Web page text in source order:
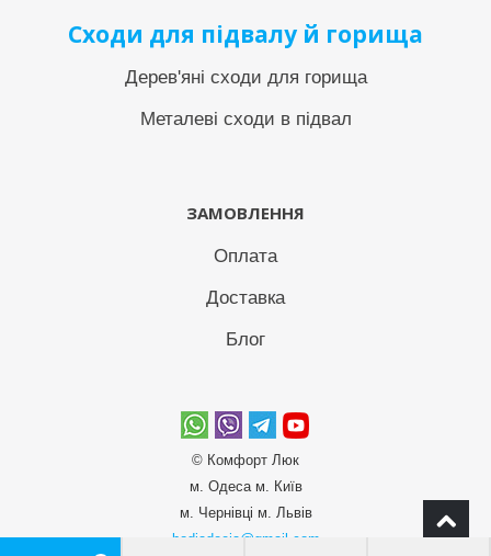
Сходи для підвалу й горища
Дерев'яні сходи для горища
Металеві сходи в підвал
ЗАМОВЛЕННЯ
Оплата
Доставка
Блог
© Комфорт Люк
м. Одеса м. Київ
м. Чернівці м. Львів
bodiadeeja@gmail.com